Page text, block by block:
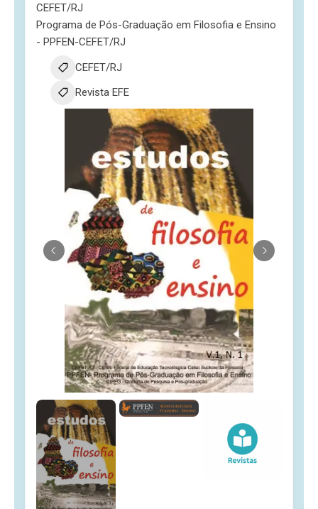
CEFET/RJ
Programa de Pós-Graduação em Filosofia e Ensino
- PPFEN-CEFET/RJ
CEFET/RJ
Revista EFE